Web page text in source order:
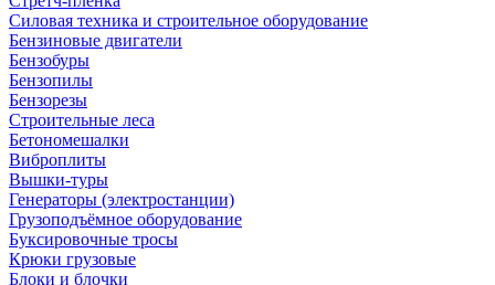
Силовая техника и строительное оборудование
Бензиновые двигатели
Бензобуры
Бензопилы
Бензорезы
Строительные леса
Бетономешалки
Виброплиты
Вышки-туры
Генераторы (электростанции)
Грузоподъёмное оборудование
Буксировочные тросы
Крюки грузовые
Блоки и блочки